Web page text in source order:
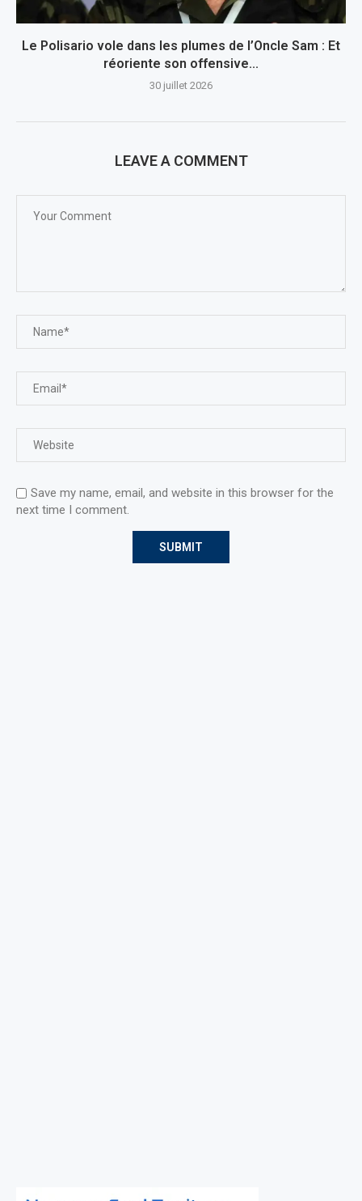
Le Polisario vole dans les plumes de l’Oncle Sam : Et
réoriente son offensive...
30 juillet 2026
LEAVE A COMMENT
Save my name, email, and website in this browser for the
next time I comment.